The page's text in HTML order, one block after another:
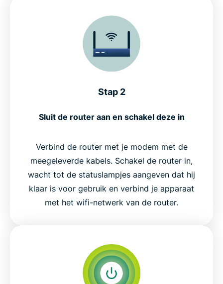
Stap 2
Sluit de router aan en schakel deze in
Verbind de router met je modem met de
meegeleverde kabels. Schakel de router in,
wacht tot de statuslampjes aangeven dat hij
klaar is voor gebruik en verbind je apparaat
met het wifi-netwerk van de router.